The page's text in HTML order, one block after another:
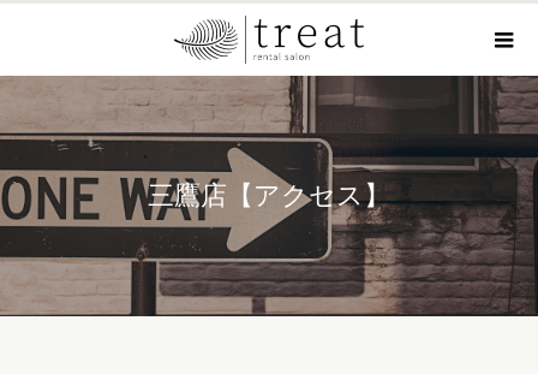
三鷹店【アクセス】